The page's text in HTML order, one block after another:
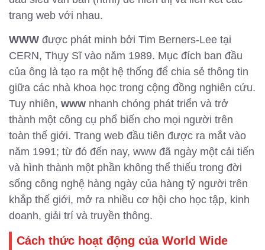
trang web với nhau.
WWW được phát minh bởi Tim Berners-Lee tại
CERN, Thụy Sĩ vào năm 1989. Mục đích ban đầu
của ông là tạo ra một hệ thống để chia sẻ thông tin
giữa các nhà khoa học trong cộng đồng nghiên cứu.
Tuy nhiên, www nhanh chóng phát triển và trở
thành một công cụ phổ biến cho mọi người trên
toàn thế giới. Trang web đầu tiên được ra mắt vào
năm 1991; từ đó đến nay, www đã ngày một cải tiến
và hình thành một phần không thể thiếu trong đời
sống công nghệ hàng ngày của hàng tỷ người trên
khắp thế giới, mở ra nhiều cơ hội cho học tập, kinh
doanh, giải trí và truyền thông.
Cách thức hoạt động của World Wide